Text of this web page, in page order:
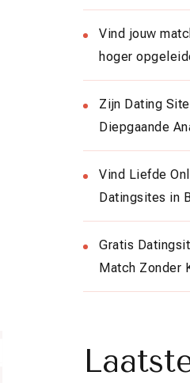
Vind jouw
hoger
Zijn Dating
Diepgaande
Vind Liefde
Datingsites in
Gratis
Match Zonder